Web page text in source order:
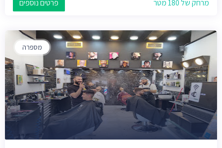
מרחק של 180 מטר פרטים נוספים
מספרה